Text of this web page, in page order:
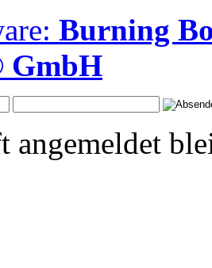
Burning
GmbH
angemeldet